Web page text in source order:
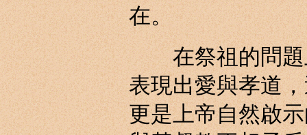
在。
在祭祖的問題上
表現出愛與孝道
更是上帝自然啟